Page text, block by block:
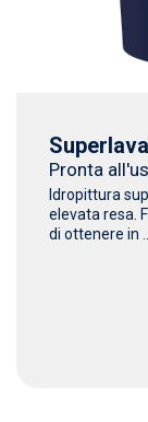
Pronta
Idropittura
elevata resa.
di ottenere in ...